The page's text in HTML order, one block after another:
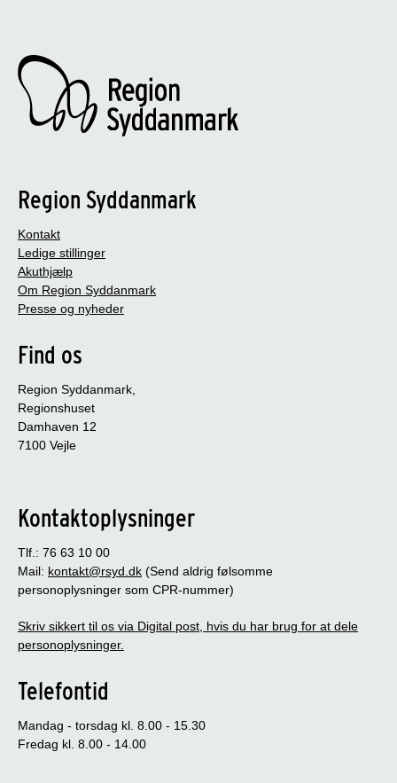
Region Syddanmark
Kontakt
Ledige stillinger
Akuthjælp
Om Region Syddanmark
Presse og nyheder
Find os
Region Syddanmark,
Regionshuset
Damhaven 12
7100 Vejle
Kontaktoplysninger
Tlf.: 76 63 10 00
Mail: kontakt@rsyd.dk (Send aldrig følsomme
personoplysninger som CPR-nummer)
Skriv sikkert til os via Digital post, hvis du har brug for at dele
personoplysninger.
Telefontid
Mandag - torsdag kl. 8.00 - 15.30
Fredag kl. 8.00 - 14.00